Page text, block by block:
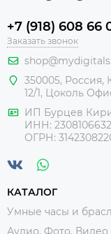
+7 (918) 608 66
Заказать звонок
350005, Россия,
12/1, Цоколь
ИП Бурцев
ИНН:
ОГРН:
КАТАЛОГ
Умные часы и